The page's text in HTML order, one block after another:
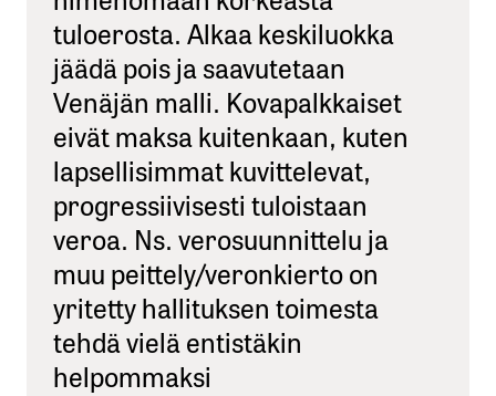
tuloerosta. Alkaa keskiluokka
jäädä pois ja saavutetaan
Venäjän malli. Kovapalkkaiset
eivät maksa kuitenkaan, kuten
lapsellisimmat kuvittelevat,
progressiivisesti tuloistaan
veroa. Ns. verosuunnittelu ja
muu peittely/veronkierto on
yritetty hallituksen toimesta
tehdä vielä entistäkin
helpommaksi